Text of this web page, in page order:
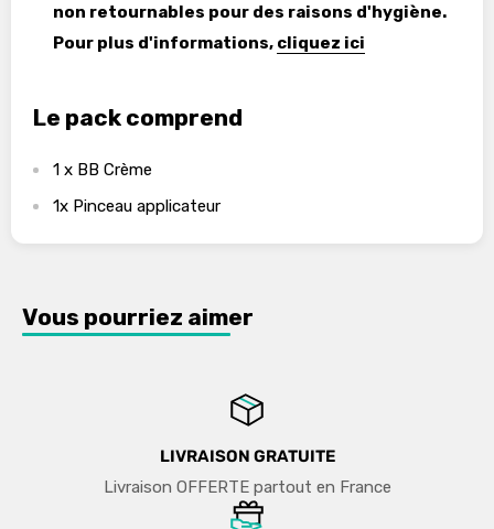
non retournables pour des raisons d'hygiène.
Pour plus d'informations, cliquez ici
Le pack comprend
1 x BB Crème
1x Pinceau applicateur
Vous pourriez aimer
LIVRAISON GRATUITE
Livraison OFFERTE partout en France